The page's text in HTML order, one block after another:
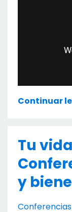
Continuar
Tu
y